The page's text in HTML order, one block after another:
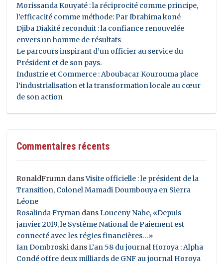
Morissanda Kouyaté : la réciprocité comme principe,
l’efficacité comme méthode: Par Ibrahima koné
Djiba Diakité reconduit : la confiance renouvelée
envers un homme de résultats
Le parcours inspirant d’un officier au service du
Président et de son pays.
Industrie et Commerce : Aboubacar Kourouma place
l’industrialisation et la transformation locale au cœur
de son action
Commentaires récents
RonaldFrumn dansVisite officielle : le président de la
Transition, Colonel Mamadi Doumbouya en Sierra
Léone
Rosalinda Fryman dansLouceny Nabe, «Depuis
janvier 2019, le Système National de Paiement est
connecté avec les régies financières…»
Ian Dombroski dansL’an 58 du journal Horoya : Alpha
Condé offre deux milliards de GNF au journal Horoya